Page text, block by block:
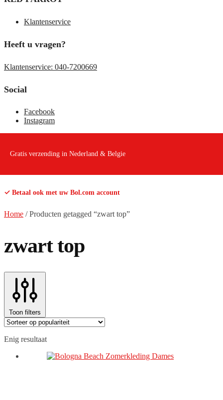
Klantenservice
Heeft u vragen?
Klantenservice: 040-7200669
Social
Facebook
Instagram
Gratis verzending in Nederland & Belgie
✓ Betaal ook met uw Bol.com account
Home /Producten getagged “zwart top”
zwart top
Toon filters
Enig resultaat